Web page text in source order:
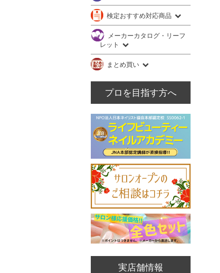
検定おすすめ対応商品
メーカーカタログ・リーフ
レット
まとめ買い
プロを目指す方へ
実店舗情報